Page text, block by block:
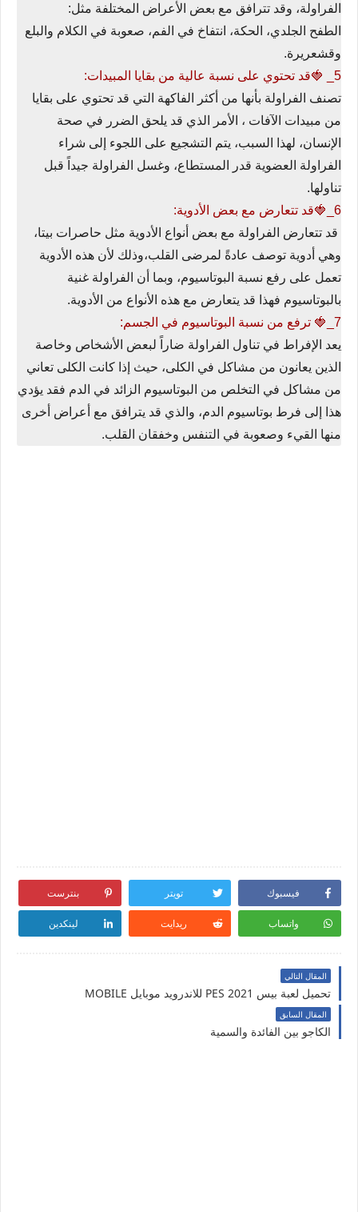
الفراولة، وقد تترافق مع بعض الأعراض المختلفة مثل:
الطفح الجلدي، الحكة، انتفاخ في الفم، صعوبة في الكلام والبلع
وقشعريرة.
5_ 🍓قد تحتوي على نسبة عالية من بقايا المبيدات:
تصنف الفراولة بأنها من أكثر الفاكهة التي قد تحتوي على بقايا
من مبيدات الآفات ، الأمر الذي قد يلحق الضرر في صحة
الإنسان، لهذا السبب، يتم التشجيع على اللجوء إلى شراء
الفراولة العضوية قدر المستطاع، وغسل الفراولة جيداً قبل
تناولها.
6_🍓قد تتعارض مع بعض الأدوية:
قد تتعارض الفراولة مع بعض أنواع الأدوية مثل حاصرات بيتا،
وهي أدوية توصف عادةً لمرضى القلب،وذلك لأن هذه الأدوية
تعمل على رفع نسبة البوتاسيوم، وبما أن الفراولة غنية
بالبوتاسيوم فهذا قد يتعارض مع هذه الأنواع من الأدوية.
7_🍓 ترفع من نسبة البوتاسيوم في الجسم:
يعد الإفراط في تناول الفراولة ضاراً لبعض الأشخاص وخاصة
الذين يعانون من مشاكل في الكلى، حيث إذا كانت الكلى تعاني
من مشاكل في التخلص من البوتاسيوم الزائد في الدم فقد يؤدي
هذا إلى فرط بوتاسيوم الدم، والذي قد يترافق مع أعراض أخرى
منها القيء وصعوبة في التنفس وخفقان القلب.
فيسبوك تويتر بنترست
واتساب ريدايت لينكدين
المقال التالي
تحميل لعبة بيس PES 2021 للاندرويد موبايل MOBILE
المقال السابق
الكاجو بين الفائدة والسمية